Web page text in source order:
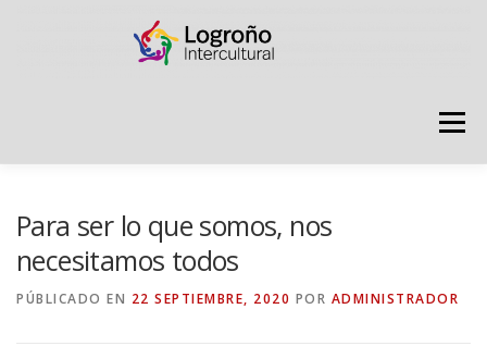
Menú
Para ser lo que somos, nos
necesitamos todos
PÚBLICADO EN 22 SEPTIEMBRE, 2020 POR ADMINISTRADOR